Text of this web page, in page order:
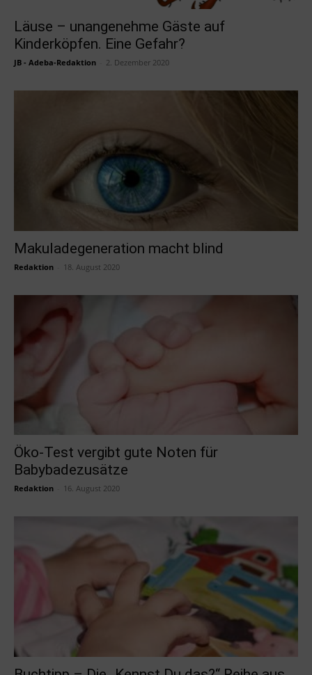
Läuse – unangenehme Gäste auf
Kinderköpfen. Eine Gefahr?
JB - Adeba-Redaktion 2. Dezember 2020
Makuladegeneration macht blind
Redaktion 18. August 2020
Öko-Test vergibt gute Noten für
Babybadezusätze
Redaktion 16. August 2020